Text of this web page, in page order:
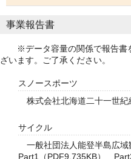
事業報告書
※データ容量の関係で報告書
ざいます。ご了承ください。
スノースポーツ
株式会社北海道二十一世
サイクル
一般社団法人能登半島広
Part1（PDF9,735KB）